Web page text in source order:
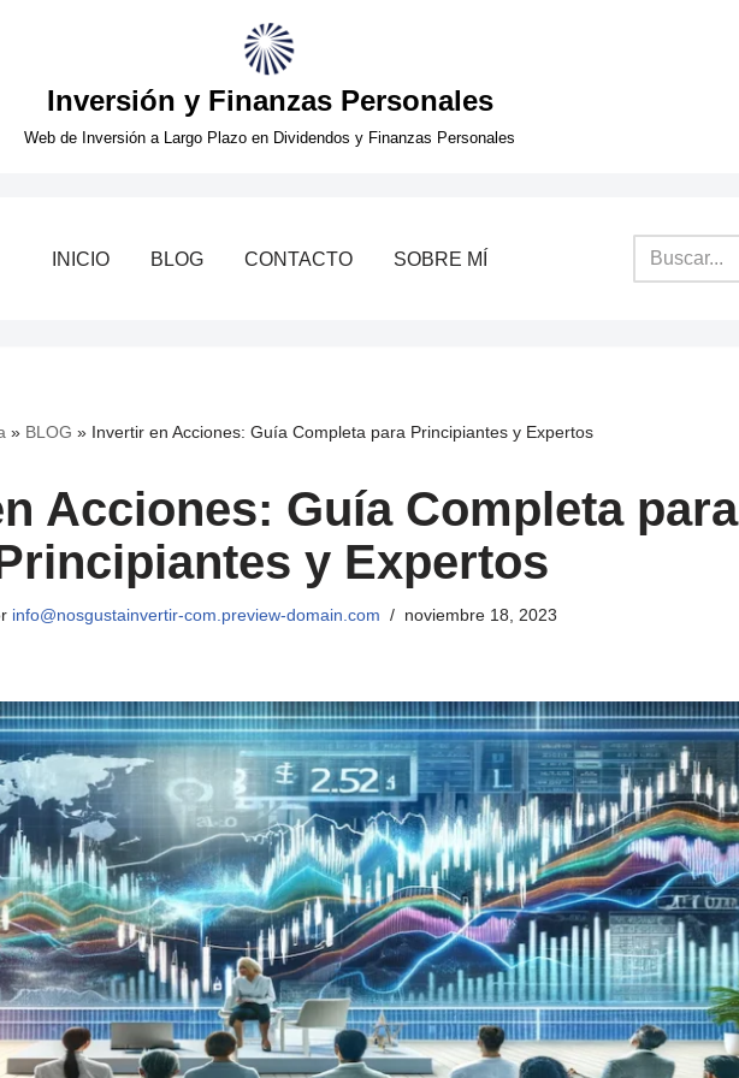
Inversión y Finanzas Personales
Web de Inversión a Largo Plazo en Dividendos y Finanzas Personales
INICIO BLOG CONTACTO SOBRE MÍ
» BLOG » Invertir en Acciones: Guía Completa para Principiantes y Expertos
Acciones: Guía Completa para
y Expertos
info@nosgustainvertir-com.preview-domain.com noviembre 18, 2023